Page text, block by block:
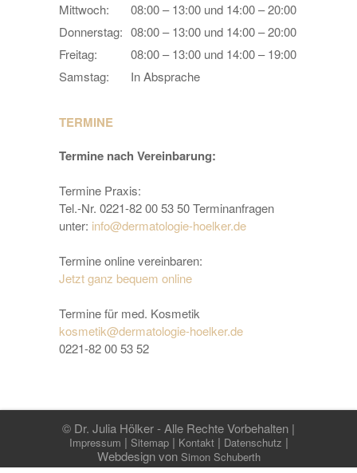
Mittwoch:
08:00 – 13:00 und 14:00 – 20:00
Donnerstag: 08:00 – 13:00 und 14:00 – 20:00
Freitag:
08:00 – 13:00 und 14:00 – 19:00
Samstag:
In Absprache
TERMINE
Termine nach Vereinbarung:
Termine Praxis:
Tel.-Nr. 0221-82 00 53 50 Terminanfragen
unter: info@dermatologie-hoelker.de
Termine online vereinbaren:
Jetzt ganz bequem online
Termine für med. Kosmetik
kosmetik@dermatologie-hoelker.de
0221-82 00 53 52
© Dr. Julia Hölker - Alle Rechte Vorbehalten |
Impressum | Sitemap| Kontakt| Datenschutz |
Webdesign von Simon Schuberth